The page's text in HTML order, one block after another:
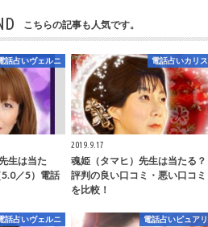
こちらの記事も人気です。
話占いヴェルニ
生は当た
／5）電話
電話占いカリス
2019.9.17
魂姫（タマヒ）先生は当たる？
評判の良い口コミ・悪い口コミ
を比較！
話占いヴェルニ 電話占いピュアリ